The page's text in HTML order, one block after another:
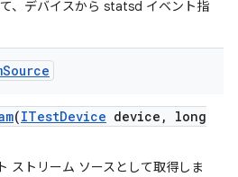
、デバイスから statsd イベント指
Source
(ITestDevice device ,
long
ストリーム ソースとして取得しま